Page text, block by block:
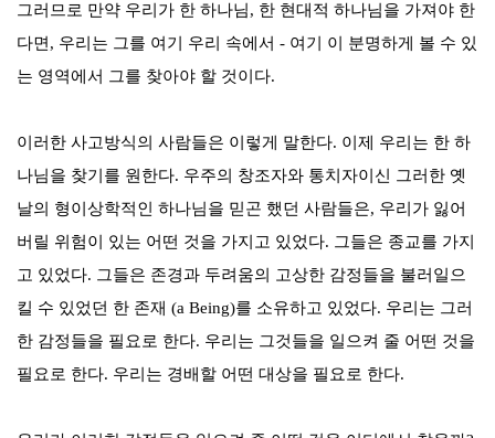
그러므로 만약 우리가 한 하나님, 한 현대적 하나님을 가져야 한
다면 , 우리는 그를 여기 우리 속에서 - 여기 이 분명하게 볼 수 있
는 영역에서 그를 찾아야 할 것이다.
이러한 사고방식의 사람들은 이렇게 말한다. 이제 우리는 한 하
나님을 찾기를 원한다. 우주의 창조자와 통치자이신 그러한 옛
날의 형이상학적인 하나님을 믿곤 했던 사람들은, 우리가 잃어
버릴 위험이 있는 어떤 것을 가지고 있었다. 그들은 종교를 가지
고 있었다. 그들은 존경과 두려움의 고상한 감정들을 불러일으
킬 수 있었던 한 존재 (a Being)를 소유하고 있었다. 우리는 그러
한 감정들을 필요로 한다. 우리는 그것들을 일으켜 줄 어떤 것을
필요로 한다. 우리는 경배할 어떤 대상을 필요로 한다.